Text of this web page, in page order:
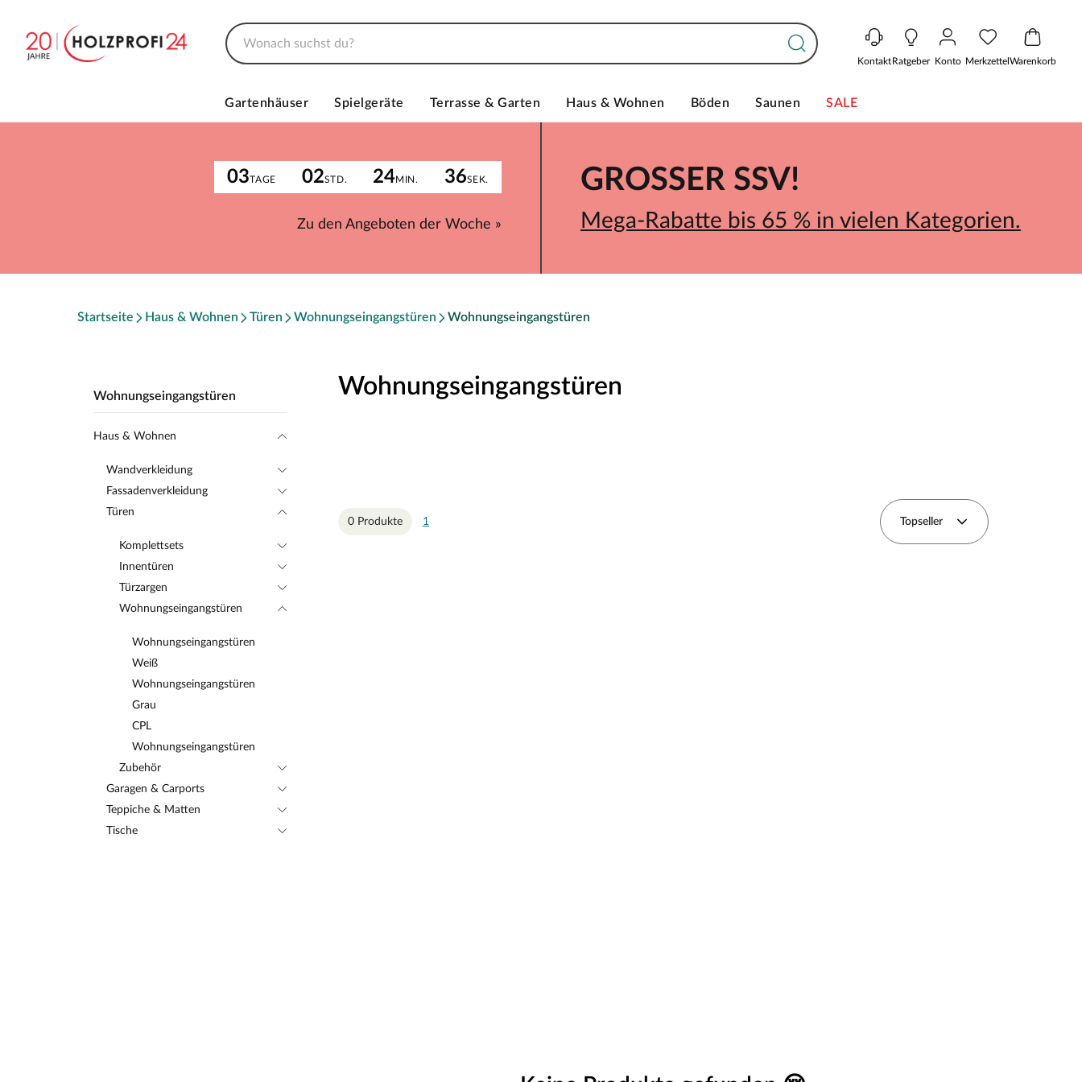
KontaktRatgeber Konto MerkzettelWarenkorb
Gartenhäuser Spielgeräte Terrasse & Garten Haus & Wohnen Böden Saunen SALE
03TAGE 02STD. 24MIN. 36SEK.
Zu den Angeboten der Woche »
GROSSER SSV!
Mega-Rabatte bis 65 % in vielen Kategorien.
Startseite Haus & Wohnen Türen Wohnungseingangstüren Wohnungseingangstüren
Wohnungseingangstüren
Haus & Wohnen
Wandverkleidung
Fassadenverkleidung
Türen
Komplettsets
Innentüren
Türzargen
Wohnungseingangstüren
Wohnungseingangstüren
Weiß
Wohnungseingangstüren
Grau
CPL
Wohnungseingangstüren
Zubehör
Garagen & Carports
Teppiche & Matten
Tische
Wohnungseingangstüren
0 Produkte 1 Topseller